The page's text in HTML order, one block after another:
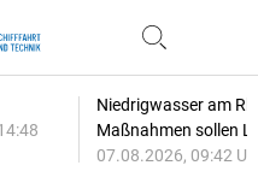
Niedrigwasser am
Maßnahmen sollen
07.08.2026, 09:42